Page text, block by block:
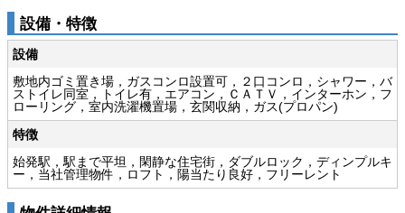
設備・特徴
設備
敷地内ゴミ置き場，ガスコンロ設置可，２口コンロ，シャワー，バ
ストイレ同室，トイレ有，エアコン，ＣＡＴＶ，インターホン，フ
ローリング，室内洗濯機置場，玄関収納，ガス(プロパン)
特徴
始発駅，駅まで平坦，閑静な住宅街，ダブルロック，ディンプルキ
ー，当社管理物件，ロフト，陽当たり良好，フリーレント